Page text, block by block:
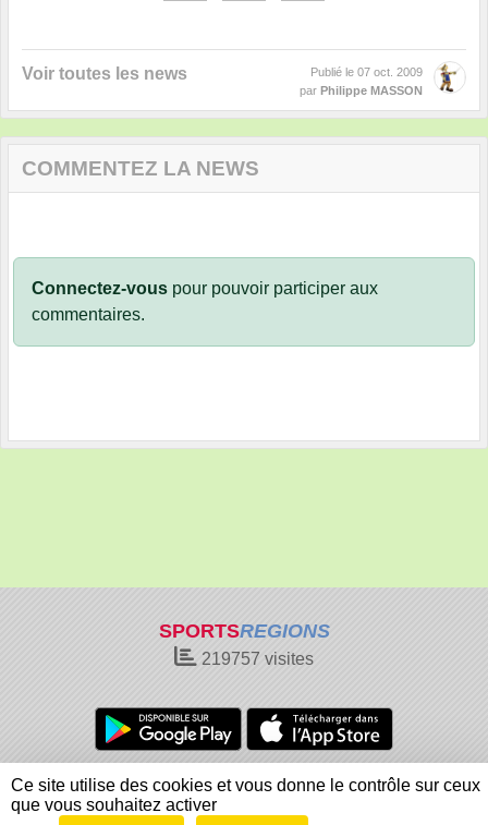
Voir toutes les news Publié le 07 oct. 2009
par Philippe MASSON
COMMENTEZ LA NEWS
Connectez-vous pour pouvoir participer aux
commentaires.
SPORTSREGIONS
219757 visites
Charte cookies
Gestion des cookies
Informations légales
Signaler un contenu inapproprié
Ce site utilise des cookies et vous donne le contrôle sur ceux
que vous souhaitez activer